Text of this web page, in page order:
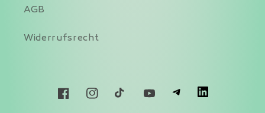
AGB
Widerrufsrecht
FacebookInstagramTikTokYouTube L